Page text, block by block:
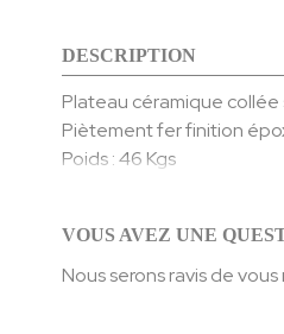
DESCRIPTION
Plateau céramique collée
Piètement fer finition
Poids : 46 Kgs
VOUS AVEZ UNE
Nous serons ravis de